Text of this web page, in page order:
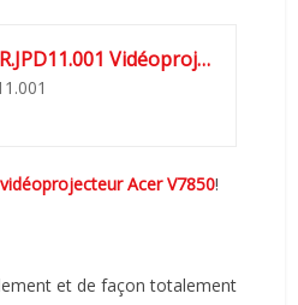
Acer MR.JPD11.001 Vidéoprojecteur DLP 4K avec Haut-parleur...
Acer V7850!
et de façon totalement